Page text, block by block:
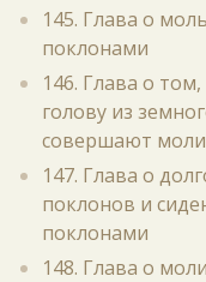
145. Глава о
поклонами
146. Глава о
голову из
совершают
147. Глава о
поклонов и
поклонами
148. Глава о